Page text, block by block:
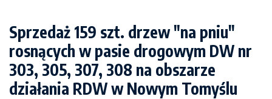
Sprzedaż 159 szt. drzew "na pniu"
rosnących w pasie drogowym DW nr
303, 305, 307, 308 na obszarze
działania RDW w Nowym Tomyślu